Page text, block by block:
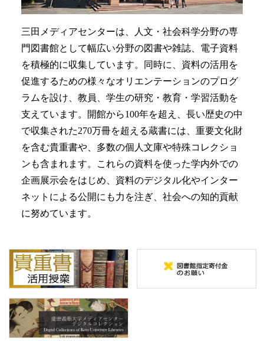
三田メディアセンターは、人文・社会科学分野の専
門図書館として幅広い分野の図書や雑誌、電子資料
を積極的に収集しています。同時に、資料の活用を
促進するための様々なオリエンテーションのプログ
ラムを設け、教員、学生の研究・教育・学習活動を
支えています。開館から100年を超え、長い歴史の中
で収集された270万冊を超える蔵書には、重要文化財
を含む貴重書や、多数の個人文庫や特殊コレクショ
ンも含まれます。これらの資料を使った学内外での
企画展示会をはじめ、資料のデジタル化やインター
ネットによる公開にも力を注ぎ、社会への知的貢献
に努めています。